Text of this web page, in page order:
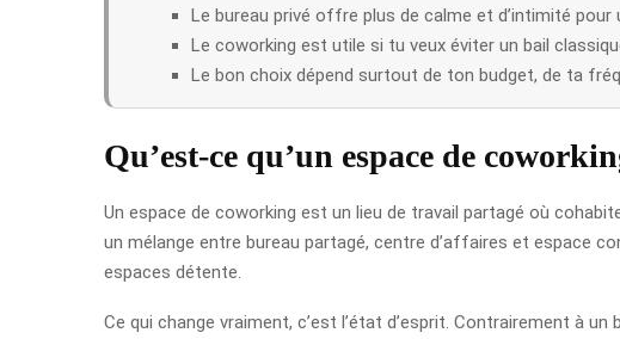
Le bureau privé offre plus de calme et d’intimité pour
Le coworking est utile si tu veux éviter un bail
Le bon choix dépend surtout de ton budget, de ta
Qu’est-ce qu’un espace de
Un espace de coworking est un lieu de travail partagé où
un mélange entre bureau partagé, centre d’affaires et espace
espaces détente.
Ce qui change vraiment, c’est l’état d’esprit. Contrairement à